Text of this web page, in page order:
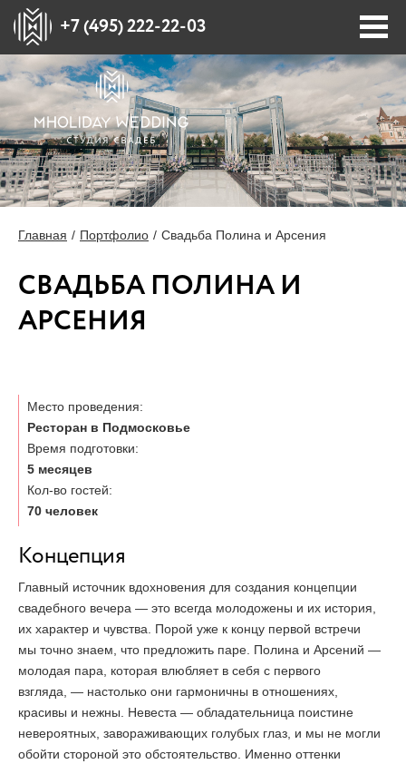
+7 (495) 222-22-03
ПОРТФОЛИО
ПЛОЩАДКИ
СТОИМОСТЬ
ОТЗЫВЫ
Главная Портфолио Свадьба Полина и Арсения
СВАДЬБА ПОЛИНА И
АРСЕНИЯ
Место проведения:
Ресторан в Подмосковье
Время подготовки:
5 месяцев
Кол-во гостей:
70 человек
Концепция
Главный источник вдохновения для создания концепции
свадебного вечера — это всегда молодожены и их история,
их характер и чувства. Порой уже к концу первой встречи
мы точно знаем, что предложить паре. Полина и Арсений —
молодая пара, которая влюбляет в себя с первого
взгляда, — настолько они гармоничны в отношениях,
красивы и нежны. Невеста — обладательница поистине
невероятных, завораживающих голубых глаз, и мы не могли
обойти стороной это обстоятельство. Именно оттенки